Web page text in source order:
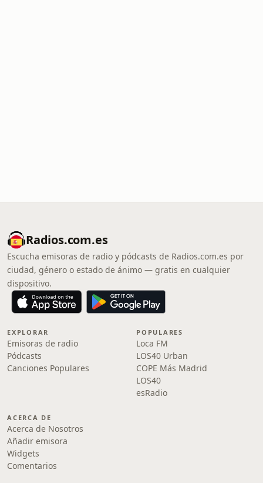
Radios.com.es
Escucha emisoras de radio y pódcasts de Radios.com.es por
ciudad, género o estado de ánimo — gratis en cualquier
dispositivo.
EXPLORAR
Emisoras de radio
Pódcasts
Canciones Populares
POPULARES
Loca FM
LOS40 Urban
COPE Más Madrid
LOS40
esRadio
ACERCA DE
Acerca de Nosotros
Añadir emisora
Widgets
Comentarios